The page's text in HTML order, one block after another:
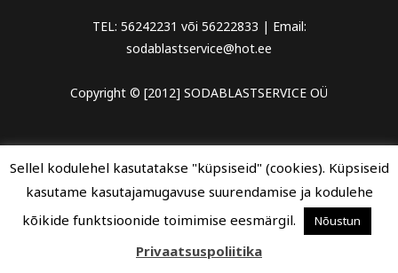
TEL: 56242231 või 56222833 | Email:
sodablastservice@hot.ee
Copyright © [2012] SODABLASTSERVICE OÜ
Sellel kodulehel kasutatakse "küpsiseid" (cookies). Küpsiseid
kasutame kasutajamugavuse suurendamise ja kodulehe
kõikide funktsioonide toimimise eesmärgil.
Nõustun
Privaatsuspoliitika